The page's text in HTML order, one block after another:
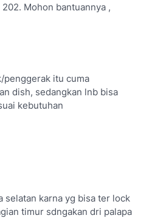
Mohon bantuannya ,
penggerak itu cuma
dish, sedangkan lnb bisa
kebutuhan
selatan karna yg bisa ter lock
timur sdngakan dri palapa